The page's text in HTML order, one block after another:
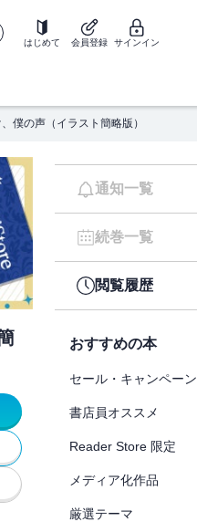
はじめて 会員登録 サインイン
僕の声（イラスト簡略版）
通知一覧
続巻一覧
閲覧履歴
おすすめの本
セール・キャンペーン
書店員オススメ
Reader Store 限定
メディア化作品
厳選テーマ